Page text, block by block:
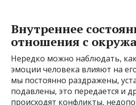
Внутреннее
отношения с
Нередко можно наблюдать,
эмоции человека влияют на
мы постоянно раздражены,
подавлены, это передается и
происходят конфликты,